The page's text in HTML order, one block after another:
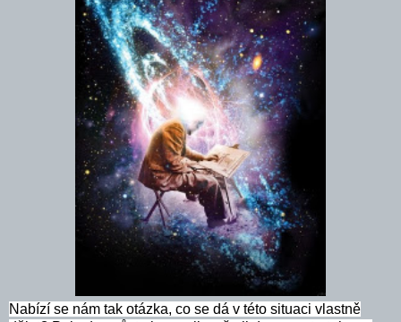
Nabízí se nám tak otázka, co se dá v této situaci vlastně